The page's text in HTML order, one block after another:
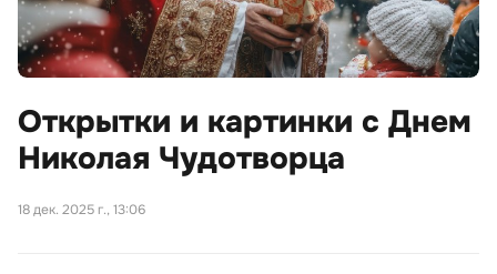
Открытки и картинки с Днем
Николая Чудотворца
18 дек. 2025 г., 13:06